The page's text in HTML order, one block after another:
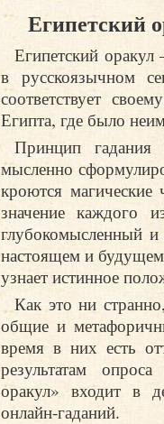
Египетский
Египетский
в русскоязычном
соответствует
Египта, где было
Принцип гадания
мысленно
кроются магические
значение каждого
глубокомысленный
настоящем и
узнает истинное
Как это ни
общие и
время в них есть
результатам
оракул» входит в
онлайн-гаданий.